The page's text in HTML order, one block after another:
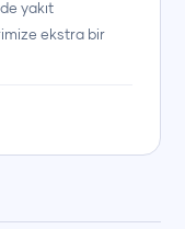
yakıt
ekstra bir